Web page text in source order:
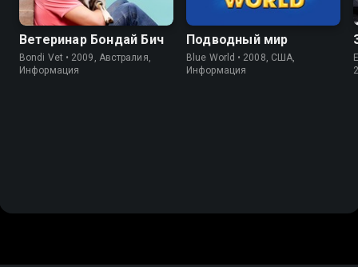
Ветеринар Бондай Бич
Bondi Vet • 2009, Австралия,
Информация
Подводный мир
Blue World • 2008, США,
Информация